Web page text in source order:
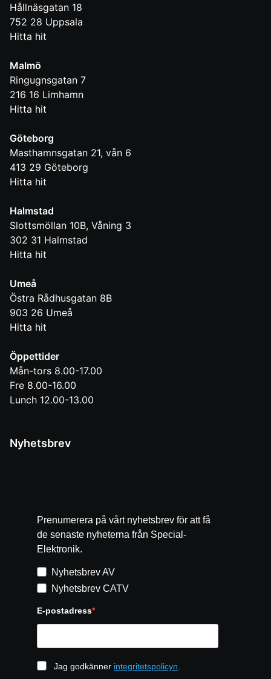
Hållnäsgatan 18
752 28 Uppsala
Hitta hit
Malmö
Ringugnsgatan 7
216 16 Limhamn
Hitta hit
Göteborg
Masthamnsgatan 21, vån 6
413 29 Göteborg
Hitta hit
Halmstad
Slottsmöllan 10B, Våning 3
302 31 Halmstad
Hitta hit
Umeå
Östra Rådhusgatan 8B
903 26 Umeå
Hitta hit
Öppettider
Mån-tors 8.00-17.00
Fre 8.00-16.00
Lunch 12.00-13.00
Nyhetsbrev